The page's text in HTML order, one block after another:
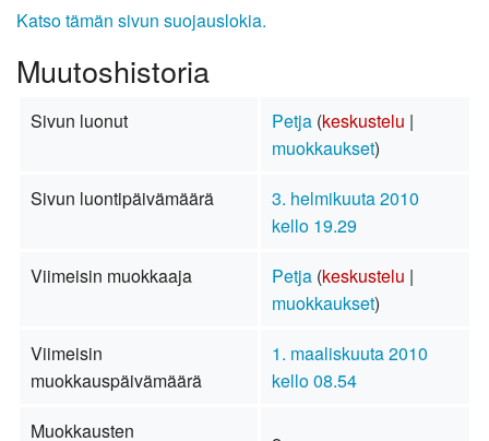
Katso tämän sivun suojauslokia.
Muutoshistoria
Sivun luonut Petja (keskustelu |
muokkaukset)
Sivun luontipäivämäärä
3. helmikuuta 2010
kello 19.29
Viimeisin muokkaaja
Petja (keskustelu |
muokkaukset)
Viimeisin
muokkauspäivämäärä
1. maaliskuuta 2010
kello 08.54
Muokkausten